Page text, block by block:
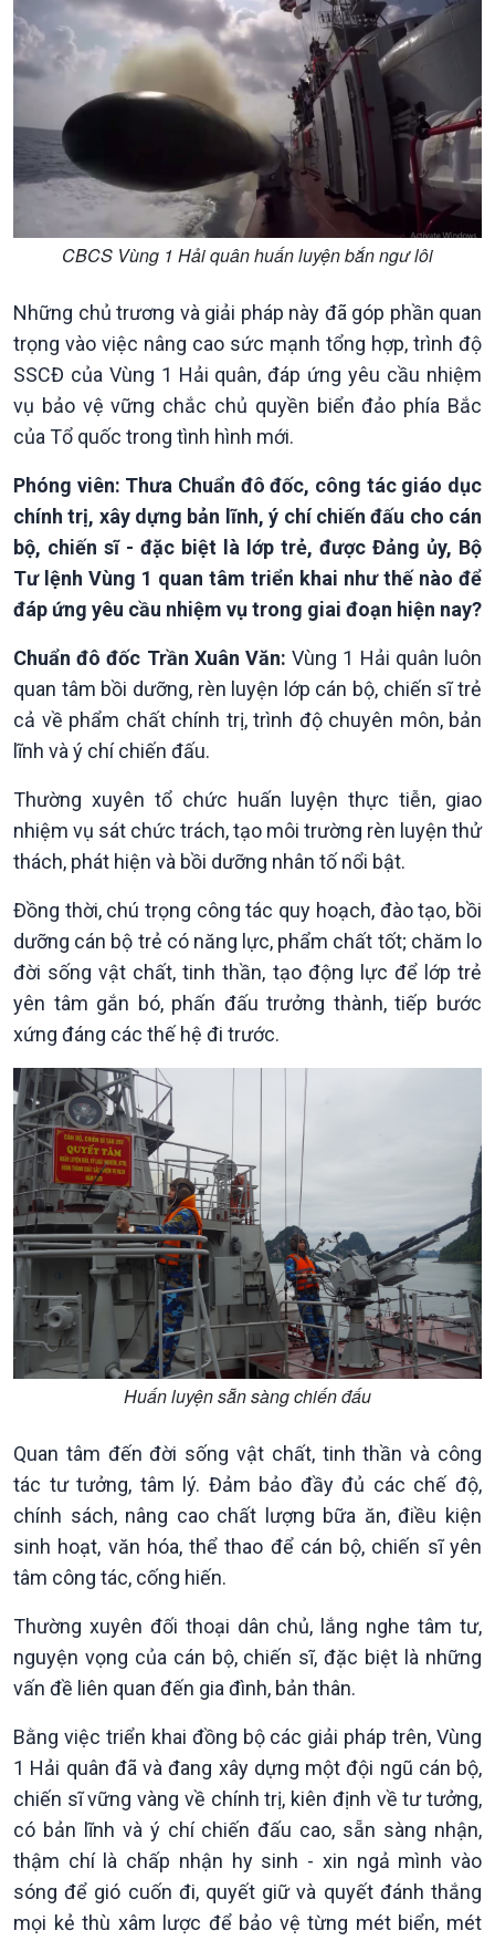
Tin Đời sống & Xã hội
360 độ Sức khỏe
Chuyển đổi Xanh
Tài nguyên và Môi trường
Chuyên gia của bạn
Xã hội chuyển động
Khoa học & Công nghệ
Tin Khoa học & Công nghệ
Kết nối công nghệ
Sống chung với biến đổi
khí hậu
Văn hoá & Du lịch
Tin Văn hoá & Du lịch
Chát với người nổi tiếng
Câu chuyện Thể thao
Multimedia
Ảnh
Video
Infographic
CBCS Vùng 1 Hải quân huấn luyện bắn ngư lôi
Những chủ trương và giải pháp này đã góp phần quan
trọng vào việc nâng cao sức mạnh tổng hợp, trình độ
SSCĐ của Vùng 1 Hải quân, đáp ứng yêu cầu nhiệm
vụ bảo vệ vững chắc chủ quyền biển đảo phía Bắc
của Tổ quốc trong tình hình mới.
Phóng viên: Thưa Chuẩn đô đốc, công tác giáo dục
chính trị, xây dựng bản lĩnh, ý chí chiến đấu cho cán
bộ, chiến sĩ - đặc biệt là lớp trẻ, được Đảng ủy, Bộ
Tư lệnh Vùng 1 quan tâm triển khai như thế nào để
đáp ứng yêu cầu nhiệm vụ trong giai đoạn hiện nay?
Chuẩn đô đốc Trần Xuân Văn: Vùng 1 Hải quân luôn
quan tâm bồi dưỡng, rèn luyện lớp cán bộ, chiến sĩ trẻ
cả về phẩm chất chính trị, trình độ chuyên môn, bản
lĩnh và ý chí chiến đấu.
Thường xuyên tổ chức huấn luyện thực tiễn, giao
nhiệm vụ sát chức trách, tạo môi trường rèn luyện thử
thách, phát hiện và bồi dưỡng nhân tố nổi bật.
Đồng thời, chú trọng công tác quy hoạch, đào tạo, bồi
dưỡng cán bộ trẻ có năng lực, phẩm chất tốt; chăm lo
đời sống vật chất, tinh thần, tạo động lực để lớp trẻ
yên tâm gắn bó, phấn đấu trưởng thành, tiếp bước
xứng đáng các thế hệ đi trước.
Huấn luyện sẵn sàng chiến đấu
Quan tâm đến đời sống vật chất, tinh thần và công
tác tư tưởng, tâm lý. Đảm bảo đầy đủ các chế độ,
chính sách, nâng cao chất lượng bữa ăn, điều kiện
sinh hoạt, văn hóa, thể thao để cán bộ, chiến sĩ yên
tâm công tác, cống hiến.
Thường xuyên đối thoại dân chủ, lắng nghe tâm tư,
nguyện vọng của cán bộ, chiến sĩ, đặc biệt là những
vấn đề liên quan đến gia đình, bản thân.
Bằng việc triển khai đồng bộ các giải pháp trên, Vùng
1 Hải quân đã và đang xây dựng một đội ngũ cán bộ,
chiến sĩ vững vàng về chính trị, kiên định về tư tưởng,
có bản lĩnh và ý chí chiến đấu cao, sẵn sàng nhận,
thậm chí là chấp nhận hy sinh - xin ngả mình vào
sóng để gió cuốn đi, quyết giữ và quyết đánh thắng
mọi kẻ thù xâm lược để bảo vệ từng mét biển, mét